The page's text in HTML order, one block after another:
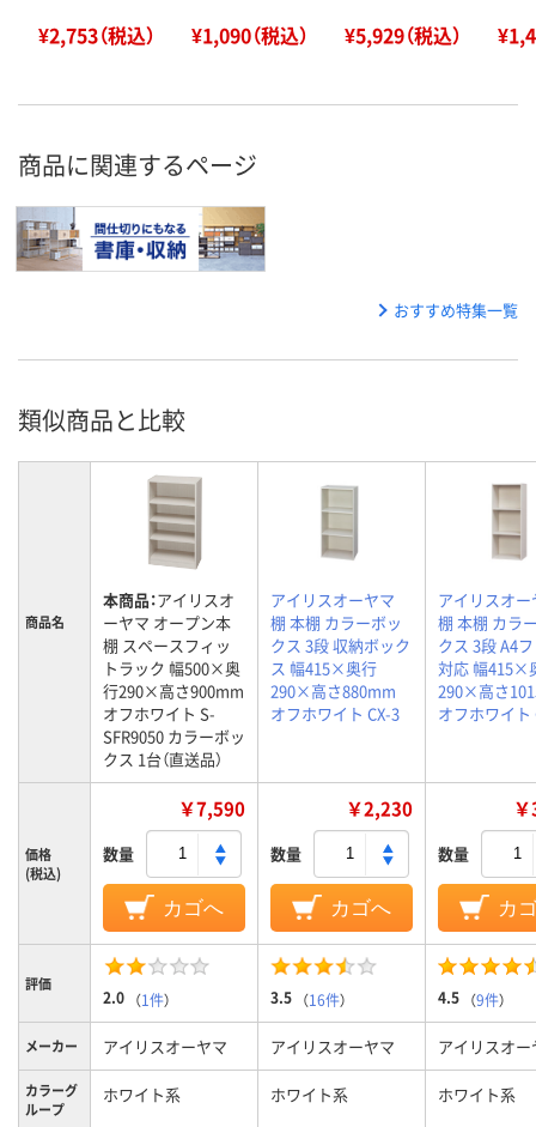
¥2,753（税込） ¥1,090（税込） ¥5,929（税込）
商品に関連するページ
おすすめ特集一覧
類似商品と比較
商品名
本商品：アイリスオ
ーヤマ オープン本
棚 スペースフィッ
トラック 幅500×奥
行290×高さ900mm
オフホワイト S-
SFR9050 カラーボッ
クス 1台（直送品）
アイリスオーヤマ
棚 本棚 カラーボッ
クス 3段 収納ボック
ス 幅415×奥行
290×高さ880mm
オフホワイト CX-3
アイリスオー
棚 本棚 カラ
クス 3段 A4
対応 幅415×
290×高さ
オフホワイト
価格
(税込)
￥7,590
数量
カゴへ
￥2,230
数量
カゴへ
数量
カ
評価
2.0 （1件） 3.5 （16件） 4.5 （9件）
メーカー アイリスオーヤマ アイリスオーヤマ アイリスオー
カラーグ
ループ
ホワイト系 ホワイト系 ホワイト系